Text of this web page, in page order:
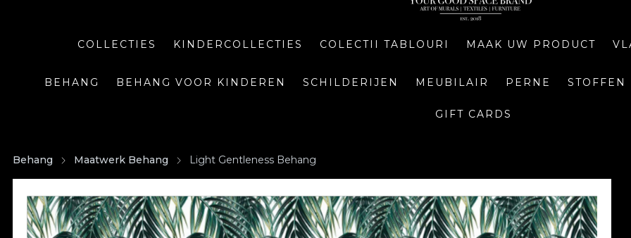
COLLECTIES KINDERCOLLECTIES COLECTII TABLOURI MAAK UW PRODUCT
BEHANG BEHANG VOOR KINDEREN SCHILDERIJEN MEUBILAIR PERNE STOFFEN
GIFT CARDS
Behang Maatwerk Behang Light Gentleness Behang